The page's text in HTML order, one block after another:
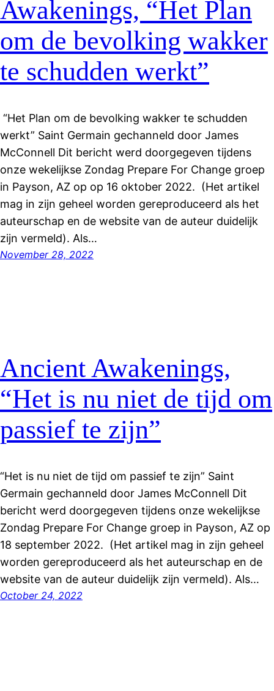
Awakenings, “Het Plan
om de bevolking wakker
te schudden werkt”
“Het Plan om de bevolking wakker te schudden
werkt” Saint Germain gechanneld door James
McConnell Dit bericht werd doorgegeven tijdens
onze wekelijkse Zondag Prepare For Change groep
in Payson, AZ op op 16 oktober 2022. (Het artikel
mag in zijn geheel worden gereproduceerd als het
auteurschap en de website van de auteur duidelijk
zijn vermeld). Als…
November 28, 2022
Ancient Awakenings,
“Het is nu niet de tijd om
passief te zijn”
“Het is nu niet de tijd om passief te zijn” Saint
Germain gechanneld door James McConnell Dit
bericht werd doorgegeven tijdens onze wekelijkse
Zondag Prepare For Change groep in Payson, AZ op
18 september 2022. (Het artikel mag in zijn geheel
worden gereproduceerd als het auteurschap en de
website van de auteur duidelijk zijn vermeld). Als…
October 24, 2022